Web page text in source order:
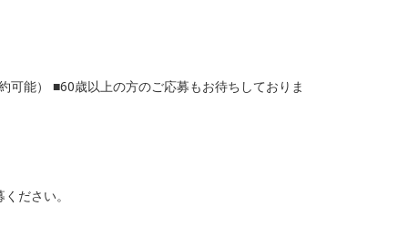
能） ■60歳以上の方のご応募もお待ちしておりま
ださい。